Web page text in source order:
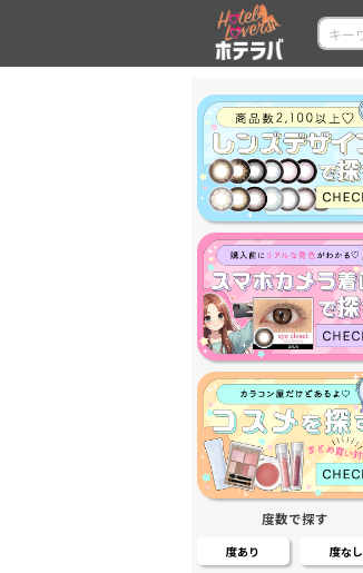
度数で探す
度あり 度なし